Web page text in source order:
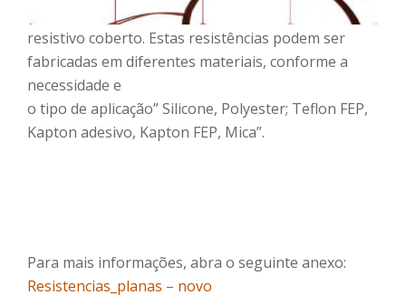
resistivo coberto. Estas resistências podem ser
fabricadas em diferentes materiais, conforme a
necessidade e
o tipo de aplicação” Silicone, Polyester; Teflon FEP,
Kapton adesivo, Kapton FEP, Mica”.
Para mais informações, abra o seguinte anexo:
Resistencias_planas – novo